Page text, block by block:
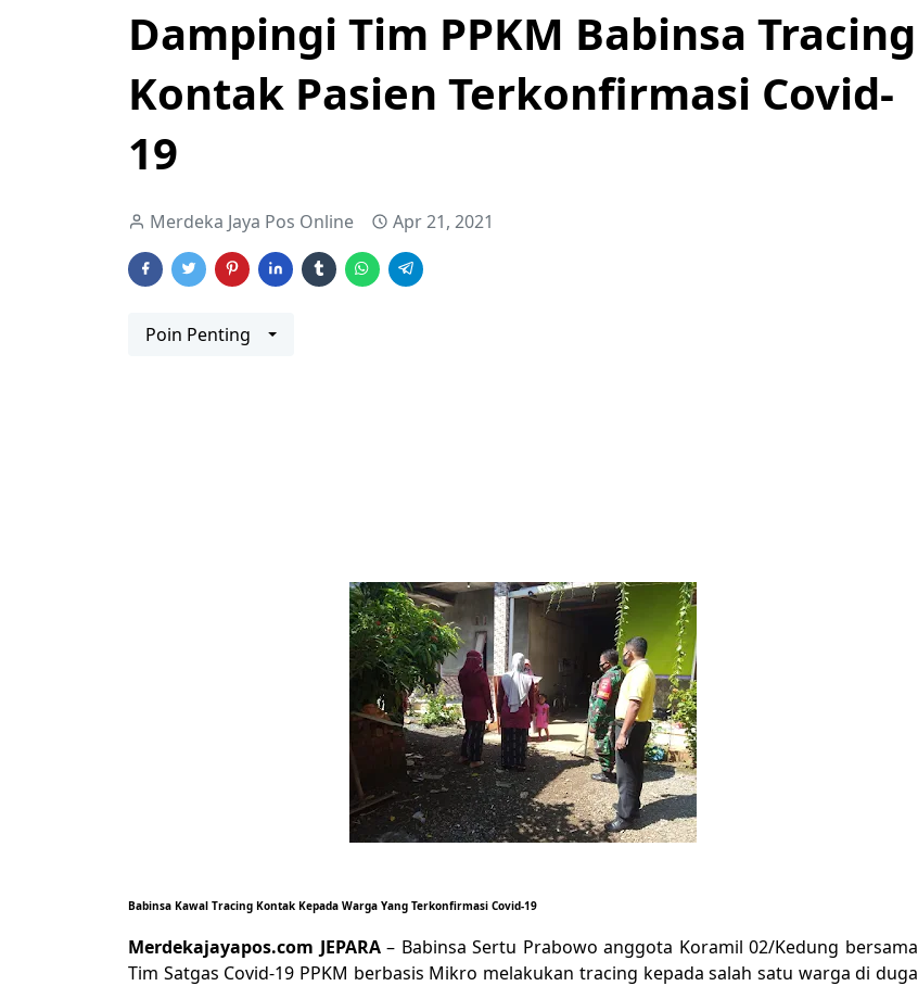
Dampingi Tim PPKM Babinsa Tracing
Kontak Pasien Terkonfirmasi Covid-
19
Merdeka Jaya Pos Online Apr 21, 2021
Poin Penting
Babinsa Kawal Tracing Kontak Kepada Warga Yang Terkonfirmasi Covid-19
Merdekajayapos.com JEPARA– Babinsa Sertu Prabowo anggota Koramil 02/Kedung bersama
Tim Satgas Covid-19 PPKM berbasis Mikro melakukan tracing kepada salah satu warga di duga